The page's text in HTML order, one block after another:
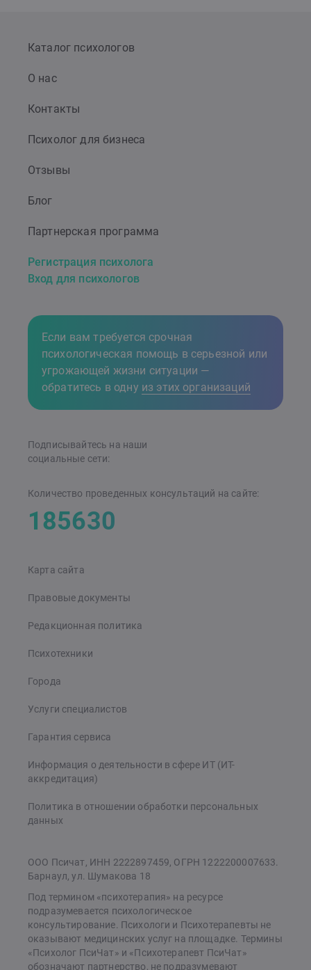
Каталог психологов
О нас
Контакты
Психолог для бизнеса
Отзывы
Блог
Партнерская программа
Регистрация психолога
Вход для психологов
Если вам требуется срочная
психологическая помощь в серьезной или
угрожающей жизни ситуации —
обратитесь в одну из этих организаций
Карта сайта
Правовые документы
Редакционная политика
Психотехники
Города
Услуги специалистов
Гарантия сервиса
Информация о деятельности в сфере ИТ (ИТ-
аккредитация)
Политика в отношении обработки персональных
данных
Подписывайтесь на наши
cоциальные сети:
Количество проведенных консультаций на сайте:
185630
ООО Псичат, ИНН 2222897459, ОГРН 1222200007633.
Барнаул, ул. Шумакова 18
Под термином «психотерапия» на ресурсе
подразумевается психологическое
консультирование. Психологи и Психотерапевты не
оказывают медицинских услуг на площадке. Термины
«Психолог ПсиЧат» и «Психотерапевт ПсиЧат»
обозначают партнерство, не подразумевают